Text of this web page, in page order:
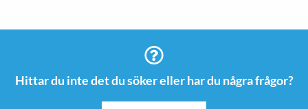
Hittar du inte det du söker eller har du några frågor?